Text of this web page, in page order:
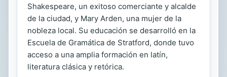
Shakespeare, un exitoso comerciante y alcalde
de la ciudad, y Mary Arden, una mujer de la
nobleza local. Su educación se desarrolló en la
Escuela de Gramática de Stratford, donde tuvo
acceso a una amplia formación en latín,
literatura clásica y retórica.